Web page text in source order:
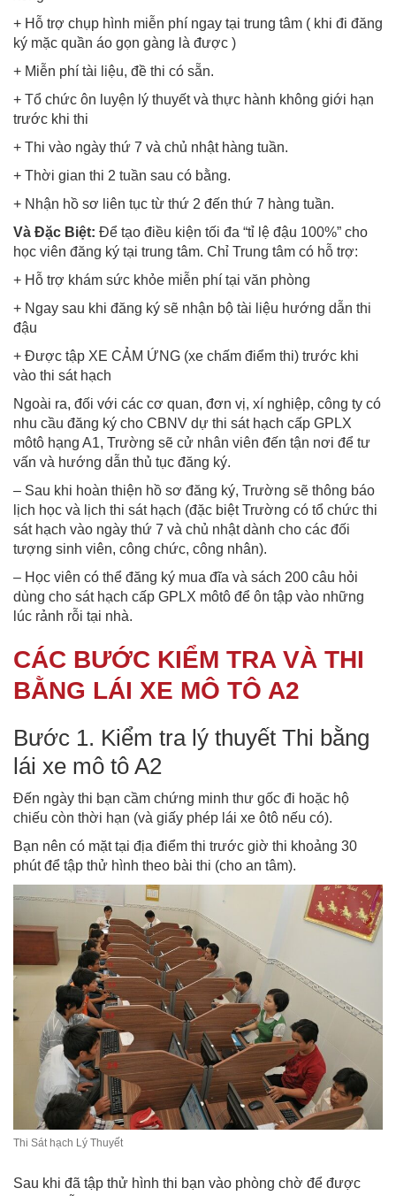
+ Hỗ trợ chụp hình miễn phí ngay tại trung tâm ( khi đi đăng
ký mặc quần áo gọn gàng là được )
+ Miễn phí tài liệu, đề thi có sẵn.
+ Tổ chức ôn luyện lý thuyết và thực hành không giới hạn
trước khi thi
+ Thi vào ngày thứ 7 và chủ nhật hàng tuần.
+ Thời gian thi 2 tuần sau có bằng.
+ Nhận hồ sơ liên tục từ thứ 2 đến thứ 7 hàng tuần.
Và Đặc Biệt: Để tạo điều kiện tối đa “tỉ lệ đậu 100%” cho
học viên đăng ký tại trung tâm. Chỉ Trung tâm có hỗ trợ:
+ Hỗ trợ khám sức khỏe miễn phí tại văn phòng
+ Ngay sau khi đăng ký sẽ nhận bộ tài liệu hướng dẫn thi
đậu
+ Được tập XE CẢM ỨNG (xe chấm điểm thi) trước khi
vào thi sát hạch
Ngoài ra, đối với các cơ quan, đơn vị, xí nghiệp, công ty có
nhu cầu đăng ký cho CBNV dự thi sát hạch cấp GPLX
môtô hạng A1, Trường sẽ cử nhân viên đến tận nơi để tư
vấn và hướng dẫn thủ tục đăng ký.
– Sau khi hoàn thiện hồ sơ đăng ký, Trường sẽ thông báo
lịch học và lịch thi sát hạch (đặc biệt Trường có tổ chức thi
sát hạch vào ngày thứ 7 và chủ nhật dành cho các đối
tượng sinh viên, công chức, công nhân).
– Học viên có thể đăng ký mua đĩa và sách 200 câu hỏi
dùng cho sát hạch cấp GPLX môtô để ôn tập vào những
lúc rảnh rỗi tại nhà.
CÁC BƯỚC KIỂM TRA VÀ THI
BẰNG LÁI XE MÔ TÔ A2
Bước 1. Kiểm tra lý thuyết Thi bằng
lái xe mô tô A2
Đến ngày thi bạn cầm chứng minh thư gốc đi hoặc hộ
chiếu còn thời hạn (và giấy phép lái xe ôtô nếu có).
Bạn nên có mặt tại địa điểm thi trước giờ thi khoảng 30
phút để tập thử hình theo bài thi (cho an tâm).
Thi Sát hạch Lý Thuyết
Sau khi đã tập thử hình thi bạn vào phòng chờ để được